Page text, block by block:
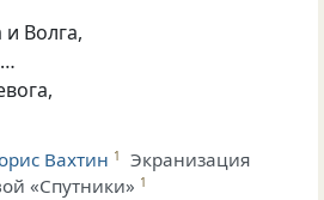
Волга,
Вахтин 1
Экранизация
«Спутники» 1